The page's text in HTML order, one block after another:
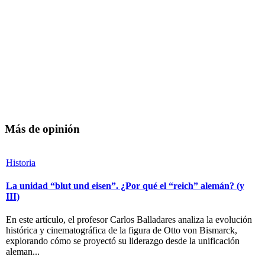
Más de opinión
Historia
La unidad “blut und eisen”. ¿Por qué el “reich” alemán? (y
III)
En este artículo, el profesor Carlos Balladares analiza la evolución
histórica y cinematográfica de la figura de Otto von Bismarck,
explorando cómo se proyectó su liderazgo desde la unificación
aleman...